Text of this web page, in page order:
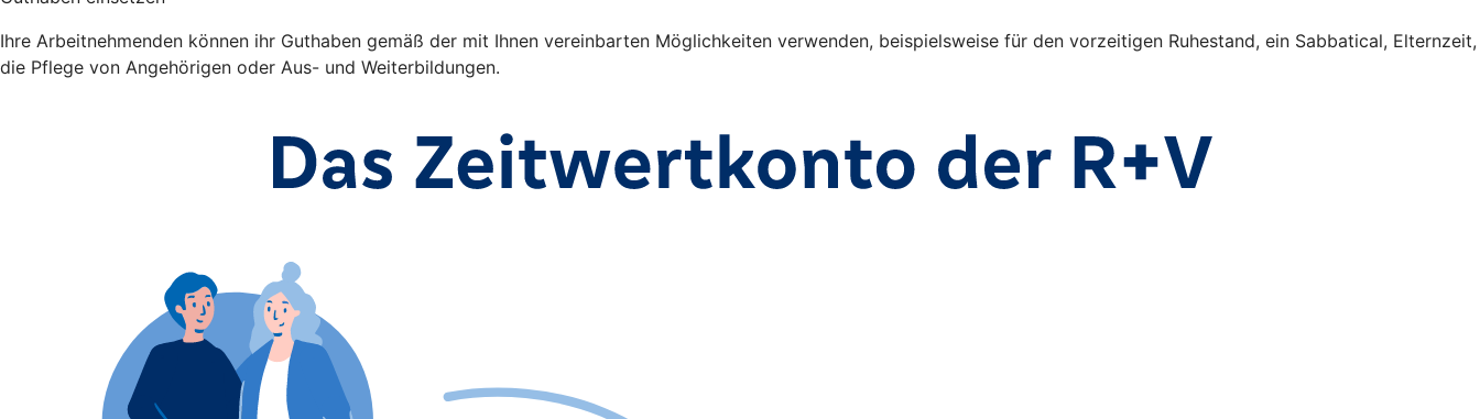
Ihre Arbeitnehmenden können ihr Guthaben gemäß der mit Ihnen vereinbarten Möglichkeiten verwenden, beispielsweise für den vorzeitigen Ruhestand, ein Sabbatical, Elternzeit,
die Pflege von Angehörigen oder Aus- und Weiterbildungen.